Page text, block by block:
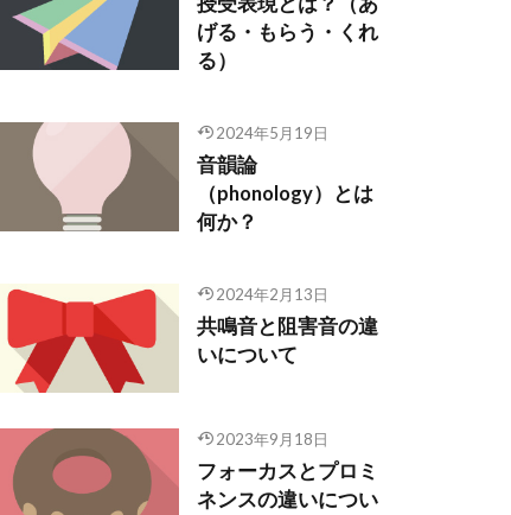
げる・もらう・くれ
る）
2024年5月19日
音韻論
（phonology）とは
何か？
2024年2月13日
共鳴音と阻害音の違
いについて
2023年9月18日
フォーカスとプロミ
ネンスの違いについ